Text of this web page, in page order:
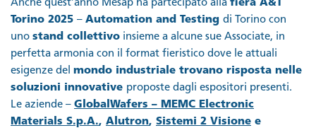
Anche quest’anno Mesap ha partecipato alla fiera A&T
Torino 2025 – Automation and Testing di Torino con
uno stand collettivo insieme a alcune sue Associate, in
perfetta armonia con il format fieristico dove le attuali
esigenze del mondo industriale trovano risposta nelle
soluzioni innovative proposte dagli espositori presenti.
Le aziende – GlobalWafers – MEMC Electronic
Materials S.p.A., Alutron, Sistemi 2 Visione e